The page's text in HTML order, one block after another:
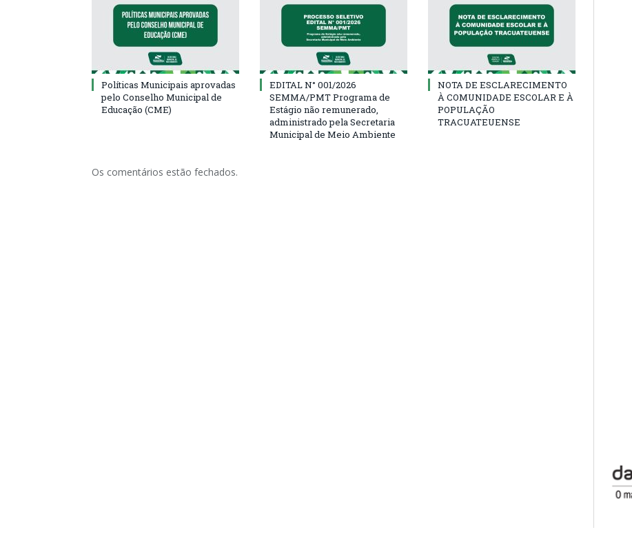
Políticas Municipais aprovadas
pelo Conselho Municipal de
Educação (CME)
EDITAL N° 001/2026
SEMMA/PMT Programa de
Estágio não remunerado,
administrado pela Secretaria
Municipal de Meio Ambiente
NOTA DE ESCLARECIMENTO
À COMUNIDADE ESCOLAR E À
POPULAÇÃO
TRACUATEUENSE
Os comentários estão fechados.